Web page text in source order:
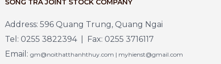
SONG TRA JOINT STOCK COMPANY
Address: 596 Quang Trung, Quang Ngai
Tel: 0255 3822394 | Fax: 0255 3716117
Email: gm@noithatthanhthuy.com | myhienst@gmail.com